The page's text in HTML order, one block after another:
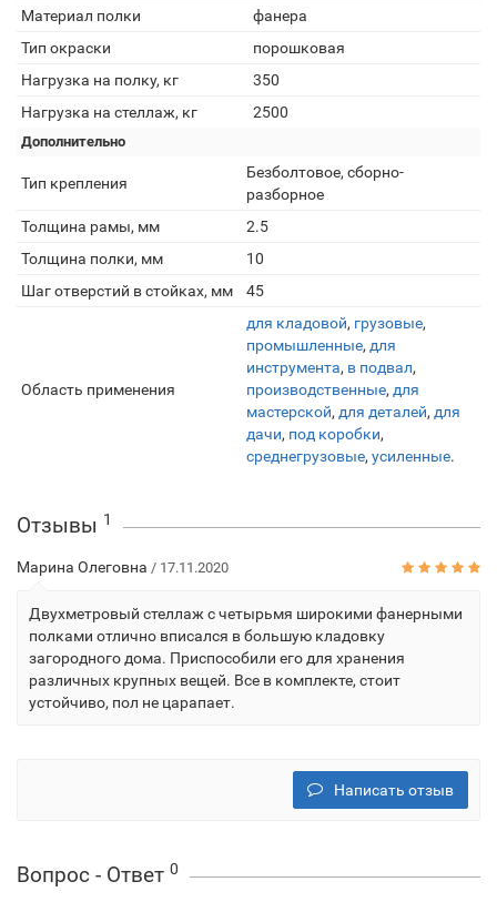
Материал полки
фанера
Тип окраски
порошковая
Нагрузка на полку, кг
350
Нагрузка на стеллаж, кг
2500
Дополнительно
Тип крепления
Безболтовое, сборно-
разборное
Толщина рамы, мм
2.5
Толщина полки, мм
10
Шаг отверстий в стойках, мм
45
Область применения
для кладовой, грузовые,
промышленные, для
инструмента, в подвал,
производственные, для
мастерской, для деталей, для
дачи, под коробки,
среднегрузовые, усиленные.
Отзывы 1
Марина Олеговна / 17.11.2020
Двухметровый стеллаж с четырьмя широкими фанерными
полками отлично вписался в большую кладовку
загородного дома. Приспособили его для хранения
различных крупных вещей. Все в комплекте, стоит
устойчиво, пол не царапает.
Написать отзыв
Вопрос - Ответ 0